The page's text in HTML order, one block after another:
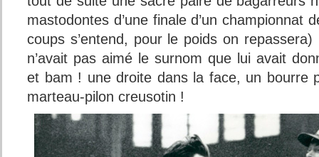
mastodontes d’une finale d’un championnat
coups s’entend, pour le poids on
n’avait pas aimé le surnom que lui avait
et bam ! une droite dans la face, un bourre
marteau-pilon creusotin !